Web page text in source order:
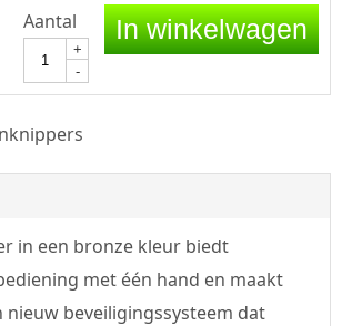
Aantal
+
-
In winkelwagen
in een bronze kleur biedt
met één hand en maakt
nieuw beveiligingssysteem dat